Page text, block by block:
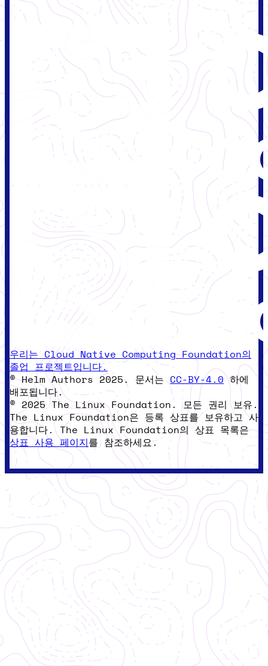
우리는 Cloud Native Computing Foundation의
졸업 프로젝트입니다.
© Helm Authors 2025. 문서는 CC-BY-4.0 하에
배포됩니다.
© 2025 The Linux Foundation. 모든 권리 보유.
The Linux Foundation은 등록 상표를 보유하고 사
용합니다. The Linux Foundation의 상표 목록은
상표 사용 페이지 를 참조하세요.